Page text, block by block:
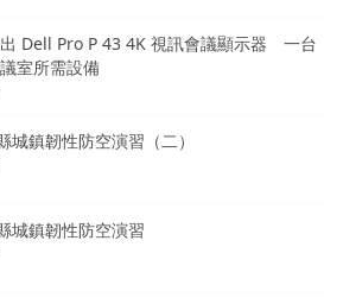
Dell Pro P 43 4K 視訊會議顯示器 一台
室所需設備
城鎮韌性防空演習（二）
城鎮韌性防空演習